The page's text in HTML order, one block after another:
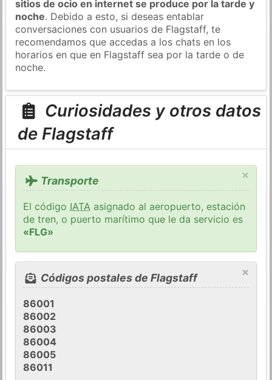
sitios de ocio en internet se produce por la tarde y
noche. Debido a esto, si deseas entablar
conversaciones con usuarios de Flagstaff, te
recomendamos que accedas a los chats en los
horarios en que en Flagstaff sea por la tarde o de
noche.
Curiosidades y otros datos
de Flagstaff
×
Transporte
El código IATA asignado al aeropuerto, estación
de tren, o puerto marítimo que le da servicio es
«FLG»
×
Códigos postales de Flagstaff
86001
86002
86003
86004
86005
86011